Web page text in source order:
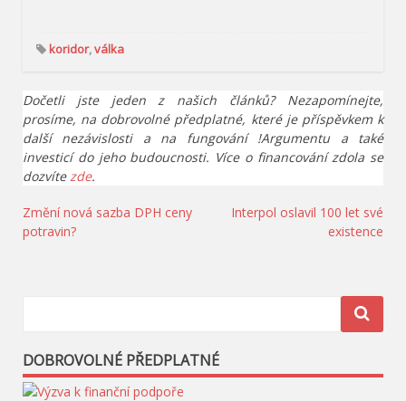
koridor,válka
Dočetli jste jeden z našich článků? Nezapomínejte,
prosíme, na dobrovolné předplatné, které je příspěvkem k
další nezávislosti a na fungování !Argumentu a také
investicí do jeho budoucnosti. Více o financování zdola se
dozvítezde.
Navigace
pro
Změní nová sazba DPH ceny
potravin?
Interpol oslavil 100 let své
existence
DOBROVOLNÉ PŘEDPLATNÉ